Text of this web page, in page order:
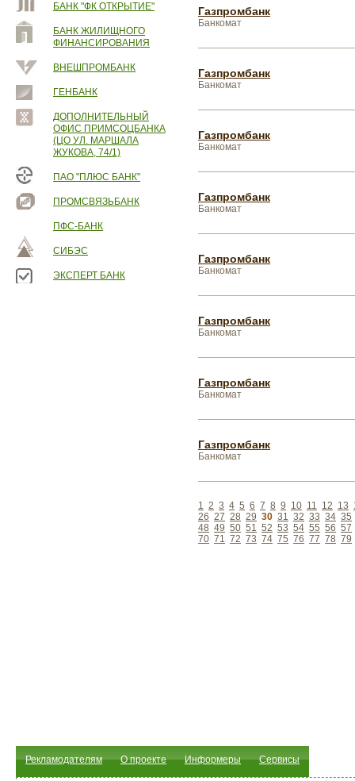
БАНК "ФК ОТКРЫТИЕ"
БАНК ЖИЛИЩНОГО
ФИНАНСИРОВАНИЯ
ВНЕШПРОМБАНК
ГЕНБАНК
ДОПОЛНИТЕЛЬНЫЙ
ОФИС ПРИМСОЦБАНКА
(ЦО УЛ. МАРШАЛА
ЖУКОВА, 74/1)
ПАО "ПЛЮС БАНК"
ПРОМСВЯЗЬБАНК
ПФС-БАНК
СИБЭС
ЭКСПЕРТ БАНК
Газпромбанк
Банкомат
Газпромбанк
Банкомат
Газпромбанк
Банкомат
Газпромбанк
Банкомат
Газпромбанк
Банкомат
Газпромбанк
Банкомат
Газпромбанк
Банкомат
Газпромбанк
Банкомат
1 2 3 4 5 6 7 8 9 10 11 12 13
26 27 28 29 30 31 32 33 34 35
48 49 50 51 52 53 54 55 56 57
70 71 72 73 74 75 76 77 78 79
Рекламодателям О проекте Информеры Сервисы